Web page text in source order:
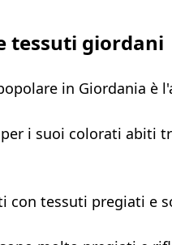
tessuti giordani
in Giordania è
i suoi colorati abiti
con tessuti pregiati e